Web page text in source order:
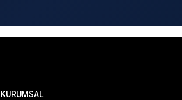
KURUMSAL